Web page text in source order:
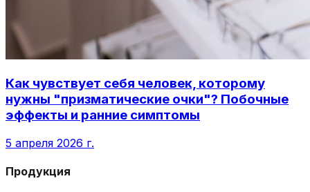
Как чувствует себя человек, которому
нужны "призматические очки"? Побочные
эффекты и ранние симптомы
5 апреля 2026 г.
Продукция